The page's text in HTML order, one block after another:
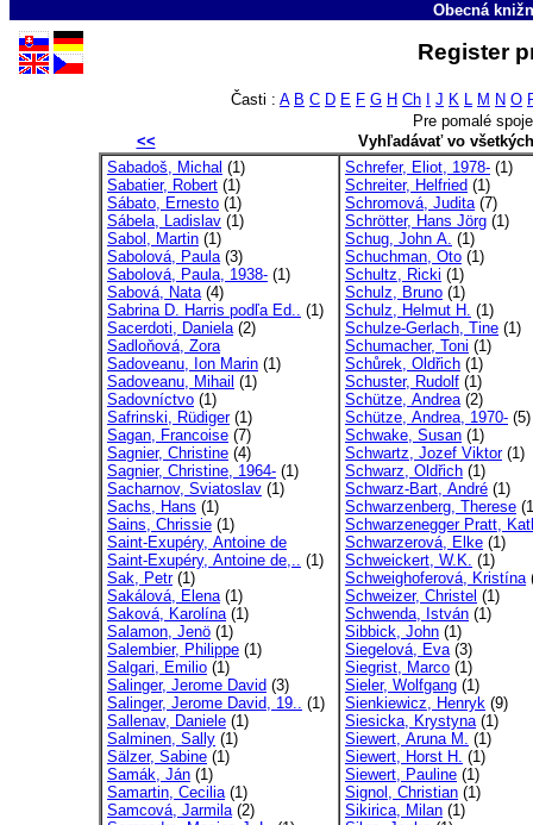
Obecná
Register
Časti : A B C D E F G H Ch J K L M N O
Pre pomalé
<<
Vyhľadávať vo
Sabadoš, Michal (1)
Sabatier, Robert (1)
Sábato, Ernesto (1)
Sábela, Ladislav (1)
Sabol, Martin (1)
Sabolová, Paula(3)
Sabolová, Paula, 1938- (1)
Sabová, Nata(4)
Sabrina D. Harris podľa Ed.. (1)
Sacerdoti, Daniela(2)
Sadloňová, Zora
Sadoveanu, Ion Marin (1)
Sadoveanu, Mihail (1)
Sadovníctvo (1)
Safrinski, Rüdiger(1)
Sagan, Francoise (7)
Sagnier, Christine (4)
Sagnier, Christine, 1964- (1)
Sacharnov, Sviatoslav (1)
Sachs, Hans (1)
Sains, Chrissie (1)
Saint-Exupéry, Antoine de
Saint-Exupéry, Antoine de,.. (1)
Sak, Petr(1)
Sakálová, Elena(1)
Saková, Karolína(1)
Salamon, Jenö (1)
Salembier, Philippe (1)
Salgari, Emilio (1)
Salinger, Jerome David (3)
Salinger, Jerome David, 19.. (1)
Sallenav, Daniele (1)
Salminen, Sally (1)
Sälzer, Sabine (1)
Samák, Ján (1)
Samartin, Cecilia(1)
Samcová, Jarmila(2)
Schrefer, Eliot, 1978- (1)
Schreiter, Helfried (1)
Schromová, Judita(7)
Schrötter, Hans Jörg (1)
Schug, John A. (1)
Schuchman, Oto (1)
Schultz, Ricki (1)
Schulz, Bruno (1)
Schulz, Helmut H. (1)
Schulze-Gerlach, Tine (1)
Schumacher, Toni (1)
Schůrek, Oldřich (1)
Schuster, Rudolf (1)
Schütze, Andrea(2)
Schütze, Andrea, 1970- (5)
Schwake, Susan (1)
Schwartz, Jozef Viktor(1)
Schwarz, Oldřich (1)
Schwarz-Bart, André (1)
Schwarzenberg, Therese
Schwarzenegger Pratt,
Schwarzerová, Elke (1)
Schweickert, W.K. (1)
Schweighoferová, Kristína
Schweizer, Christel (1)
Schwenda, István (1)
Sibbick, John (1)
Siegelová, Eva(3)
Siegrist, Marco (1)
Sieler, Wolfgang (1)
Sienkiewicz, Henryk (9)
Siesicka, Krystyna(1)
Siewert, Aruna M. (1)
Siewert, Horst H. (1)
Siewert, Pauline (1)
Signol, Christian (1)
Sikirica, Milan (1)